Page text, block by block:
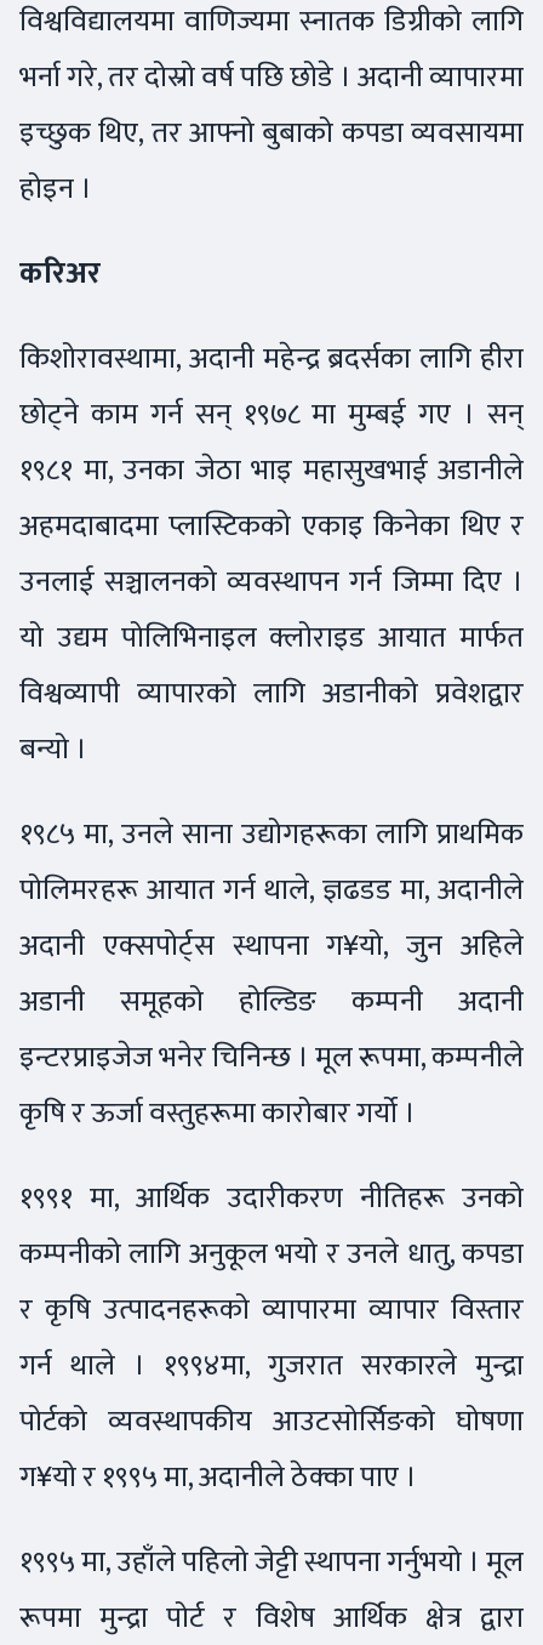
विश्वविद्यालयमा वाणिज्यमा स्नातक डिग्रीको लागि
भर्ना गरे, तर दोस्रो वर्ष पछि छोडे । अदानी व्यापारमा
इच्छुक थिए, तर आफ्नो बुबाको कपडा व्यवसायमा
होइन ।
करिअर
किशोरावस्थामा, अदानी महेन्द्र ब्रदर्सका लागि हीरा
छोट्ने काम गर्न सन् १९७८ मा मुम्बई गए । सन्
१९८१ मा, उनका जेठा भाइ महासुखभाई अडानीले
अहमदाबादमा प्लास्टिकको एकाइ किनेका थिए र
उनलाई सञ्चालनको व्यवस्थापन गर्न जिम्मा दिए ।
यो उद्यम पोलिभिनाइल क्लोराइड आयात मार्फत
विश्वव्यापी व्यापारको लागि अडानीको प्रवेशद्वार
बन्यो ।
१९८५ मा, उनले साना उद्योगहरूका लागि प्राथमिक
पोलिमरहरू आयात गर्न थाले, ज्ञढडड मा, अदानीले
अदानी एक्सपोर्ट्स स्थापना ग¥यो, जुन अहिले
अडानी समूहको होल्डिङ कम्पनी अदानी
इन्टरप्राइजेज भनेर चिनिन्छ । मूल रूपमा, कम्पनीले
कृषि र ऊर्जा वस्तुहरूमा कारोबार गर्यो ।
१९९१ मा, आर्थिक उदारीकरण नीतिहरू उनको
कम्पनीको लागि अनुकूल भयो र उनले धातु, कपडा
र कृषि उत्पादनहरूको व्यापारमा व्यापार विस्तार
गर्न थाले । १९९४मा, गुजरात सरकारले मुन्द्रा
पोर्टको व्यवस्थापकीय आउटसोर्सिङको घोषणा
ग¥यो र १९९५ मा, अदानीले ठेक्का पाए ।
१९९५ मा, उहाँले पहिलो जेट्टी स्थापना गर्नुभयो । मूल
रूपमा मुन्द्रा पोर्ट र विशेष आर्थिक क्षेत्र द्वारा